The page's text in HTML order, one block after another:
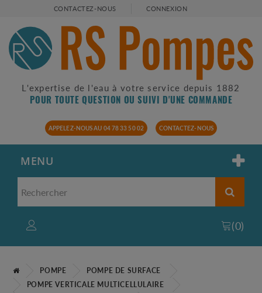
CONTACTEZ-NOUS CONNEXION
L'expertise de l'eau à votre service depuis 1882
POUR TOUTE QUESTION OU SUIVI D'UNE COMMANDE
APPELEZ-NOUS AU 04 78 33 50 02 CONTACTEZ-NOUS
MENU
(0)
POMPE
POMPE DE SURFACE
POMPE VERTICALE MULTICELLULAIRE